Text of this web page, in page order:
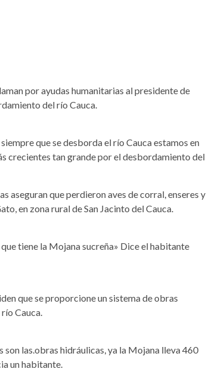
por ayudas humanitarias al presidente de
del río Cauca.
que se desborda el río Cauca estamos en
crecientes tan grande por el desbordamiento del
aseguran que perdieron aves de corral, enseres y
en zona rural de San Jacinto del Cauca.
tiene la Mojana sucreña» Dice el habitante
que se proporcione un sistema de obras
Cauca.
son las.obras hidráulicas, ya la Mojana lleva 460
un habitante.